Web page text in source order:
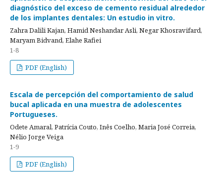
diagnóstico del exceso de cemento residual alrededor
de los implantes dentales: Un estudio in vitro.
Zahra Dalili Kajan, Hamid Neshandar Asli, Negar Khosravifard,
Maryam Bidvand, Elahe Rafiei
1-8
PDF (English)
Escala de percepción del comportamiento de salud
bucal aplicada en una muestra de adolescentes
Portugueses.
Odete Amaral, Patrícia Couto, Inês Coelho, Maria José Correia,
Nélio Jorge Veiga
1-9
PDF (English)